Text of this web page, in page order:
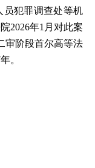
员犯罪调查处等机
2026年1月对此案
审阶段首尔高等法
。